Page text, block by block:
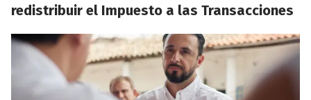
redistribuir el Impuesto a las Transacciones